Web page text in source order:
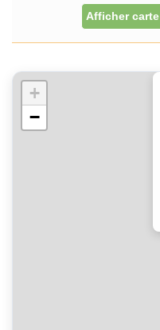
Afficher
+
−